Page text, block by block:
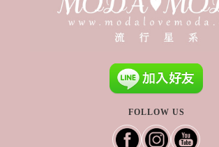
FOLLOW US